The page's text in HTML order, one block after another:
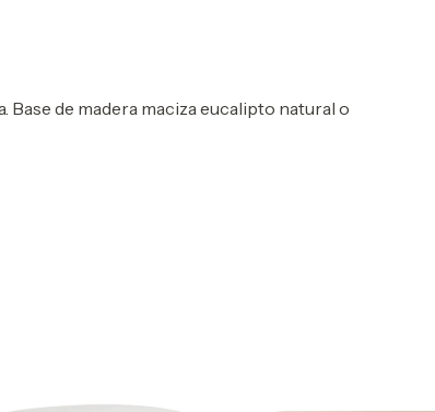
Base de madera maciza eucalipto natural o